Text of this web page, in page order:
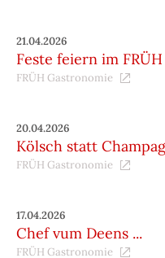
21.04.2026
Feste feiern im
FRÜH Gastronomie
20.04.2026
Kölsch statt
FRÜH Gastronomie
17.04.2026
Chef vum Deens ...
FRÜH Gastronomie